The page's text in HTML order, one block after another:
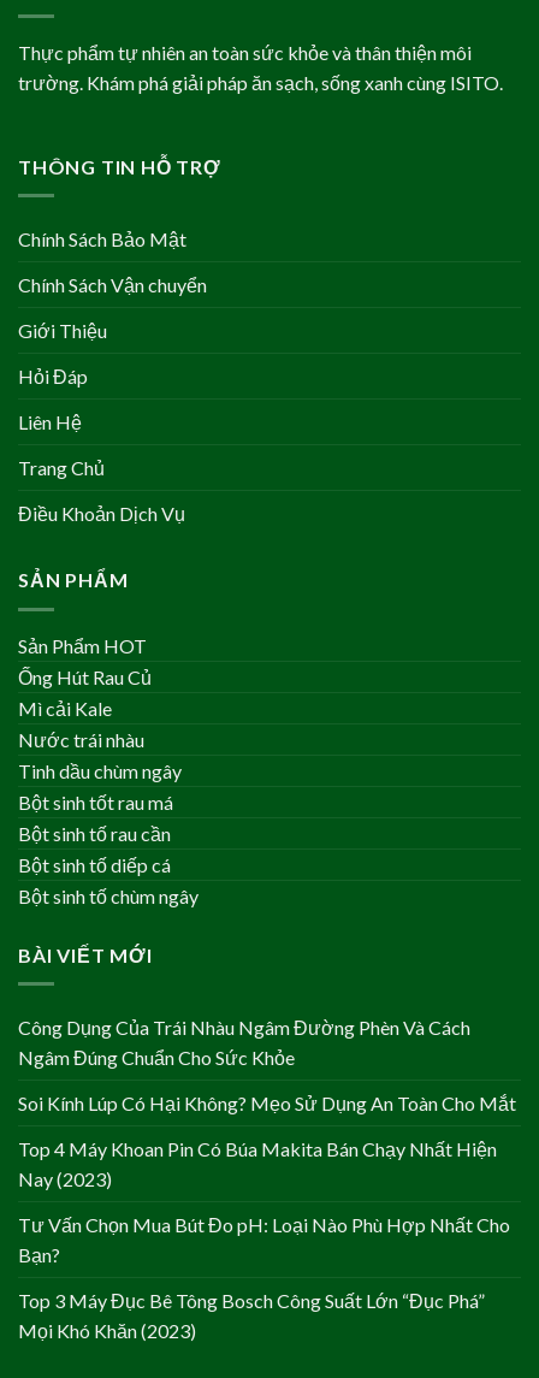
Thực phẩm tự nhiên an toàn sức khỏe và thân thiện môi
trường. Khám phá giải pháp ăn sạch, sống xanh cùng ISITO.
THÔNG TIN HỖ TRỢ
Chính Sách Bảo Mật
Chính Sách Vận chuyển
Giới Thiệu
Hỏi Đáp
Liên Hệ
Trang Chủ
Điều Khoản Dịch Vụ
SẢN PHẨM
Sản Phẩm HOT
Ống Hút Rau Củ
Mì cải Kale
Nước trái nhàu
Tinh dầu chùm ngây
Bột sinh tốt rau má
Bột sinh tố rau cần
Bột sinh tố diếp cá
Bột sinh tố chùm ngây
BÀI VIẾT MỚI
Công Dụng Của Trái Nhàu Ngâm Đường Phèn Và Cách
Ngâm Đúng Chuẩn Cho Sức Khỏe
Soi Kính Lúp Có Hại Không? Mẹo Sử Dụng An Toàn Cho Mắt
Top 4 Máy Khoan Pin Có Búa Makita Bán Chạy Nhất Hiện
Nay (2023)
Tư Vấn Chọn Mua Bút Đo pH: Loại Nào Phù Hợp Nhất Cho
Bạn?
Top 3 Máy Đục Bê Tông Bosch Công Suất Lớn “Đục Phá”
Mọi Khó Khăn (2023)